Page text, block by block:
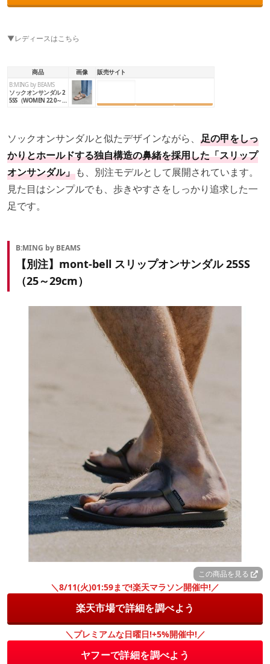
▼レディースはこちら
商品 画像
販売サイト
B:MING by BEAMS
ソックオンサンダル 2
5SS（WOMEN 22.0～2
ソックオンサンダルと似たデザインながら、 足の甲をしっ
かりとホールドする独自構造の鼻緒を採用した「スリップ
オンサンダル」も、別注モデルとして展開されています。
見た目はシンプルでも、歩きやすさをしっかり追求した一
足です。
B:MING by BEAMS
【別注】mont-bell スリップオンサンダル 25SS
（25～29cm）
この商品を見る
＼8/11(火)01:59まで!楽天マラソン開催中!／
楽天市場で詳細を調べよう
＼プレミアムな日曜日!+5%開催中!／
ヤフーで詳細を調べよう